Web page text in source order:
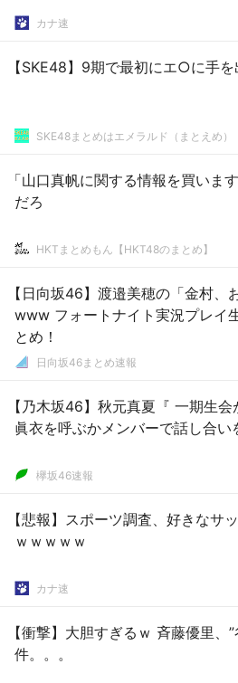
カナ速
【SKE48】9期で最初にエ○に手
SKE48まとめはエメラルド（まとえめ）
「山口真帆に関する情報を買いま
だろ
HKTまとめもん【HKT48のまとめ】
【日向坂46】渡邉美穂の「金村、
www フォートナイト実況プレイ
とめ！
日向坂46まとめ速報
【乃木坂46】秋元真夏『 一期生
眞衣を呼ぶかメンバーで話し合い
欅坂46速報
【悲報】スポーツ調査、好きなサ
ｗｗｗｗｗ
カナ速
【衝撃】大胆すぎるｗ 斉藤優里、
件。。。